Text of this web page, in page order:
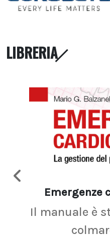
LIBRERIA
Emergenze
Il manuale è